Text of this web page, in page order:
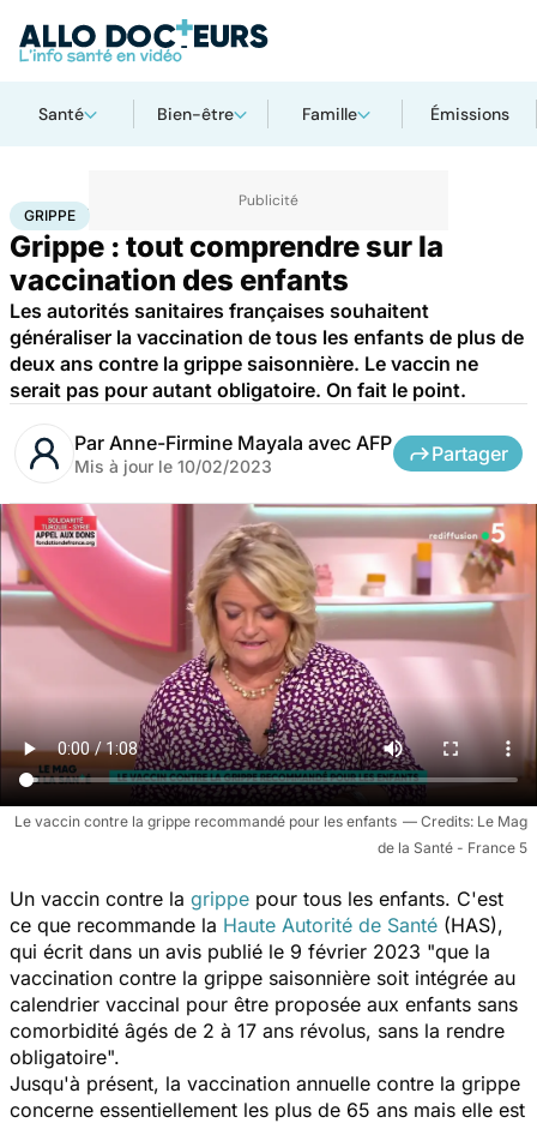
Santé Bien-être Famille Émissions
AccueilSanté Maladies infectieuses
GRIPPE
Grippe : tout comprendre sur la
vaccination des enfants
Les autorités sanitaires françaises souhaitent
généraliser la vaccination de tous les enfants de plus de
deux ans contre la grippe saisonnière. Le vaccin ne
serait pas pour autant obligatoire. On fait le point.
Par Anne-Firmine Mayala avec AFP
Mis à jour le 10/02/2023
Partager
Le vaccin contre la grippe recommandé pour les enfants
Le Mag
de la Santé - France 5
Un vaccin contre la grippe pour tous les enfants. C'est
ce que recommande la Haute Autorité de Santé (HAS),
qui écrit dans un avis publié le 9 février 2023 "que la
vaccination contre la grippe saisonnière soit intégrée au
calendrier vaccinal pour être proposée aux enfants sans
comorbidité âgés de 2 à 17 ans révolus, sans la rendre
obligatoire".
Jusqu'à présent, la vaccination annuelle contre la grippe
concerne essentiellement les plus de 65 ans mais elle est